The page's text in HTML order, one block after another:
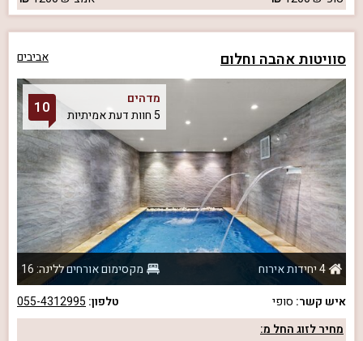
סוויטות אהבה וחלום אביבים
מדהים
5 חוות דעת אמיתיות
10
4 יחידות אירוח
מקסימום אורחים ללינה: 16
איש קשר: סופי טלפון: 055-4312995
מחיר לזוג החל מ: